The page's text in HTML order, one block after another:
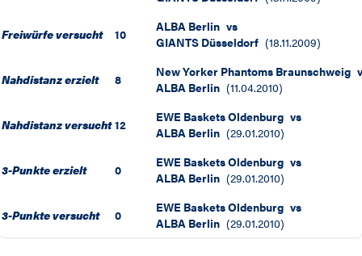
Freiwürfe versucht 10 ALBA Berlin vs
GIANTS Düsseldorf (18.11.2009)
Nahdistanz erzielt 8 New Yorker Phantoms Braunschweig
ALBA Berlin (11.04.2010)
Nahdistanz versucht 12 EWE Baskets Oldenburg vs
ALBA Berlin (29.01.2010)
3-Punkte erzielt 0 EWE Baskets Oldenburg vs
ALBA Berlin (29.01.2010)
3-Punkte versucht 0 EWE Baskets Oldenburg vs
ALBA Berlin (29.01.2010)